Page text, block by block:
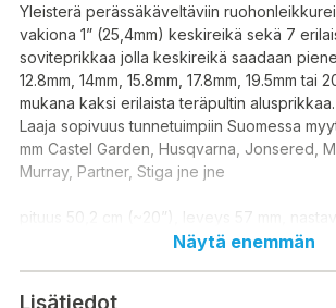
Yleisterä perässäkäveltäviin
vakiona 1” (25,4mm) keskireikä sekä 7
soviteprikkaa jolla keskireikä saadaan
12.8mm, 14mm, 15.8mm, 17.8mm, 19.5mm tai
mukana kaksi erilaista teräpultin alusprikkaa.
Laaja sopivuus tunnetuimpiin Suomessa
mm Castel Garden, Husqvarna, Jonsered,
Murray, Partner, Stiga jne jne
pituus 50,2 cm (~20”), leveys 57 mm,
109mm (sisämitta sivureikien välistä –
Näytä enemmän